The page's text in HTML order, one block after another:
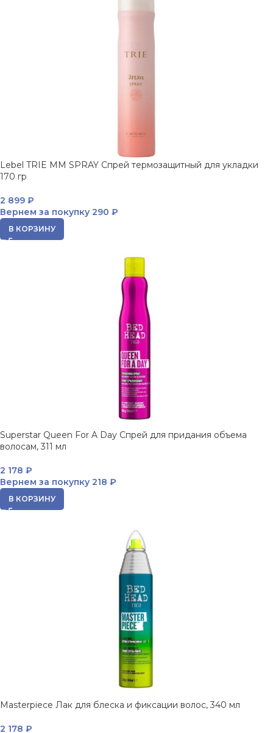
Lebel TRIE MM SPRAY Спрей термозащитный для укладки
170 гр
2 899 ₽
Вернем за покупку 290 ₽
В КОРЗИНУ
Superstar Queen For A Day Спрей для придания объема
волосам, 311 мл
2 178 ₽
Вернем за покупку 218 ₽
В КОРЗИНУ
Masterpiece Лак для блеска и фиксации волос, 340 мл
2 178 ₽